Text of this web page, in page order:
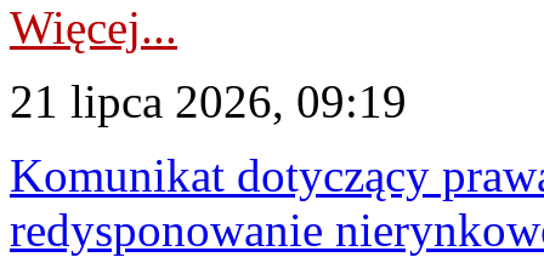
Więcej...
21 lipca 2026, 09:19
Komunikat dotyczący
redysponowanie